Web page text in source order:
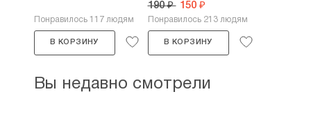
Понравилось 117 людям
В КОРЗИНУ
190 ₽ 150 ₽
Понравилось 213 людям
В КОРЗИНУ
Вы недавно смотрели